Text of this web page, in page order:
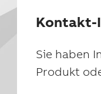
Sie haben
Produkt